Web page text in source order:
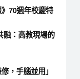
70週年校慶特
融：高教現場的
，手腦並用」